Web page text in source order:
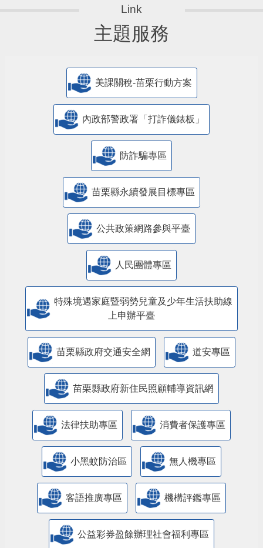
主題服務
美課關稅-苗栗行動方案
內政部警政署「打詐儀錶板」
防詐騙專區
苗栗縣永續發展目標專區
公共政策網路參與平臺
人民團體專區
特殊境遇家庭暨弱勢兒童及少年生活扶助線
上申辦平臺
苗栗縣政府交通安全網 道安專區
苗栗縣政府新住民照顧輔導資訊網
法律扶助專區 消費者保護專區
小黑蚊防治區 無人機專區
客語推廣專區 機構評鑑專區
公益彩券盈餘辦理社會福利專區